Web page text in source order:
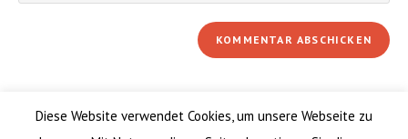
Kommentieren
Diese Website verwendet Cookies, um unsere Webseite zu